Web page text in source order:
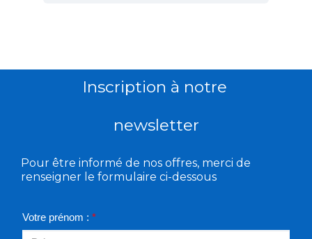
Inscription à notre
newsletter
Pour être informé de nos offres, merci de
renseigner le formulaire ci-dessous
Votre prénom : *